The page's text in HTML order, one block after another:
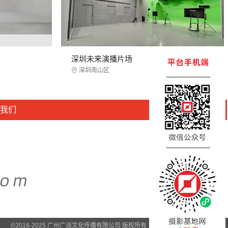
深圳未来演播片场
深圳南山区
们
©2016-2025 广州广派文化传播有限公司 版权所有